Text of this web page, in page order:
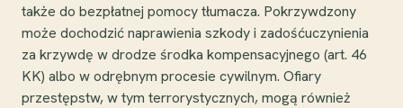
także do bezpłatnej pomocy tłumacza. Pokrzywdzony
może dochodzić naprawienia szkody i zadośćuczynienia
za krzywdę w drodze środka kompensacyjnego (art. 46
KK) albo w odrębnym procesie cywilnym. Ofiary
przestępstw, w tym terrorystycznych, mogą również